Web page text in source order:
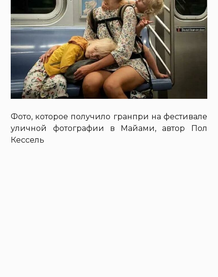
Фото, которое получило гранпри на фестивале
уличной фотографии в Майами, автор Пол
Кессель